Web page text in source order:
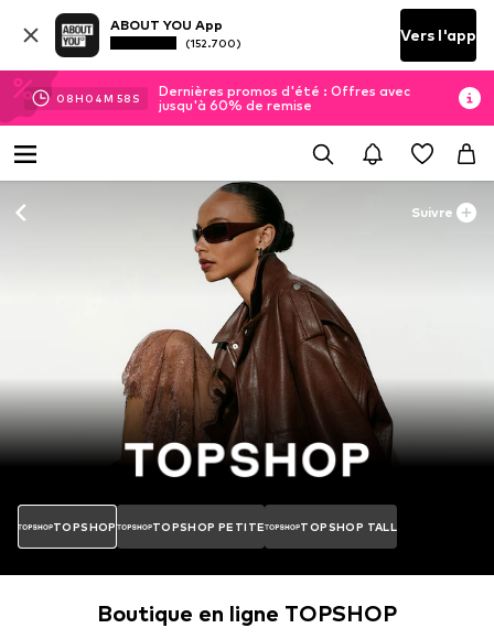
ABOUT YOU App
(152.700) Vers l'app
08H 04M 55 S
Dernières promos d'été : Offres avec
jusqu'à 60% de remise
Suivre
TOPSHOP TOPSHOP PETITE TOPSHOP TALL
Boutique en ligne TOPSHOP